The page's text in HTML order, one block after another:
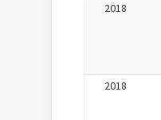
2018
2018